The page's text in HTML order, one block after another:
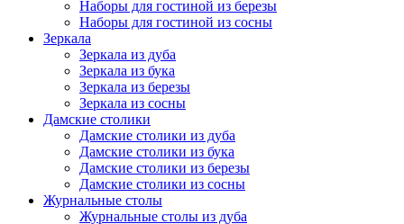
Наборы для гостиной из березы
Наборы для гостиной из сосны
Зеркала
Зеркала из дуба
Зеркала из бука
Зеркала из березы
Зеркала из сосны
Дамские столики
Дамские столики из дуба
Дамские столики из бука
Дамские столики из березы
Дамские столики из сосны
Журнальные столы
Журнальные столы из дуба